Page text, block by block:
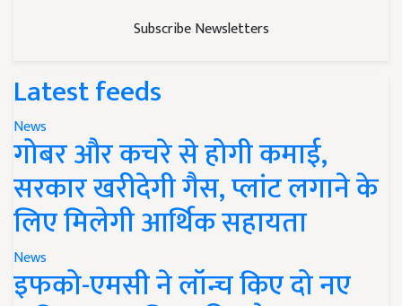
Subscribe Newsletters
Latest feeds
News
गोबर और कचरे से होगी कमाई,
सरकार खरीदेगी गैस, प्लांट लगाने के
लिए मिलेगी आर्थिक सहायता
News
इफको-एमसी ने लॉन्च किए दो नए